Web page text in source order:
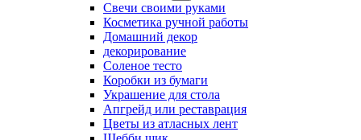
Свечи своими руками
Косметика ручной работы
Домашний декор
декорирование
Соленое тесто
Коробки из бумаги
Украшение для стола
Апгрейд или реставрация
Цветы из атласных лент